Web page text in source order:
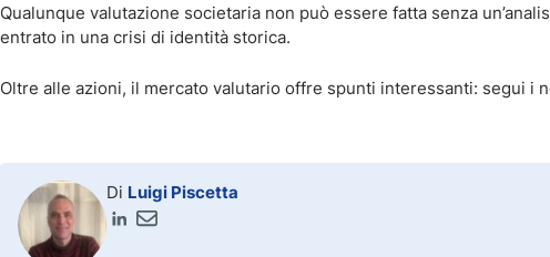
Qualunque valutazione societaria non può essere fatta senza
entrato in una crisi di identità storica.
Oltre alle azioni, il mercato valutario offre spunti interessanti: segui i
Di Luigi Piscetta